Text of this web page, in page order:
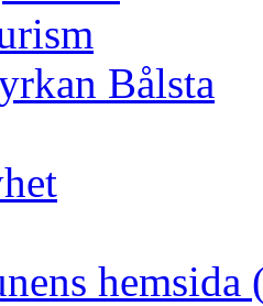
Bålsta
hemsida